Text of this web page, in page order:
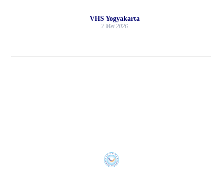
VHS Yogyakarta
7 Mei 2026